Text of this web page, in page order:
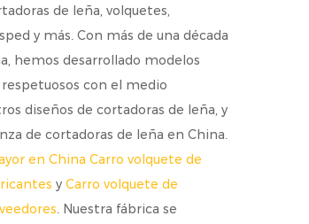
de leña, volquetes,
y más. Con más de una década
hemos desarrollado modelos
con el medio
diseños de cortadoras de leña, y
de cortadoras de leña en China.
en China Carro volquete de
y Carro volquete de
. Nuestra fábrica se